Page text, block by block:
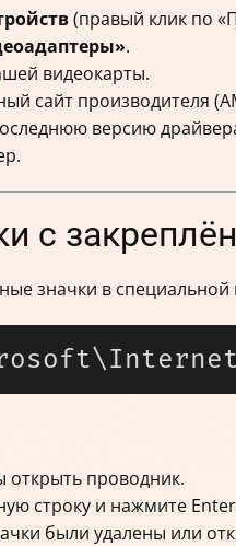
(правый клик по
.
видеокарты.
сайт производителя
версию
с
значки в специальной
открыть проводник.
строку и нажмите
были удалены или